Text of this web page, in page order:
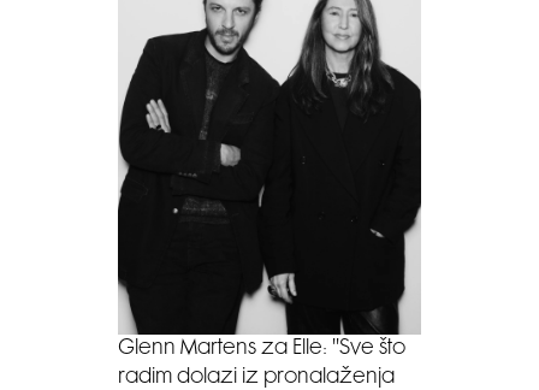
Glenn Martens za Elle: ''Sve što
radim dolazi iz pronalaženja